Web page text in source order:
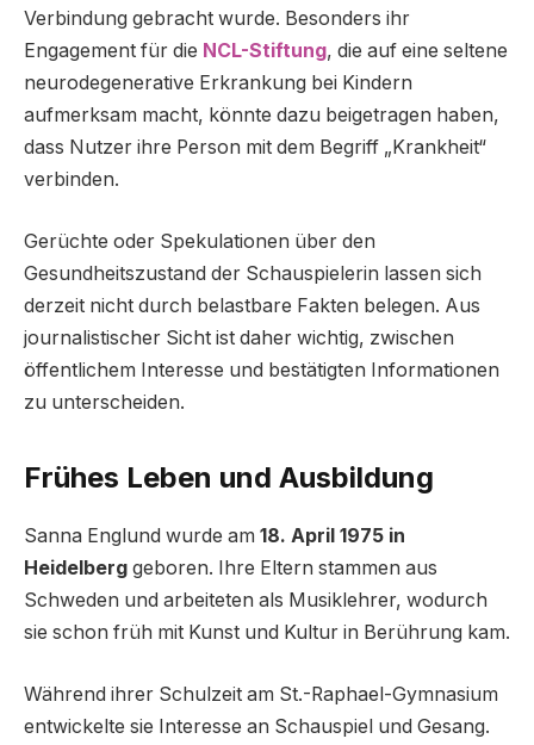
Verbindung gebracht wurde. Besonders ihr
Engagement für die NCL-Stiftung, die auf eine seltene
neurodegenerative Erkrankung bei Kindern
aufmerksam macht, könnte dazu beigetragen haben,
dass Nutzer ihre Person mit dem Begriff „Krankheit“
verbinden.
Gerüchte oder Spekulationen über den
Gesundheitszustand der Schauspielerin lassen sich
derzeit nicht durch belastbare Fakten belegen. Aus
journalistischer Sicht ist daher wichtig, zwischen
öffentlichem Interesse und bestätigten Informationen
zu unterscheiden.
Frühes Leben und Ausbildung
Sanna Englund wurde am 18. April 1975 in
Heidelberg geboren. Ihre Eltern stammen aus
Schweden und arbeiteten als Musiklehrer, wodurch
sie schon früh mit Kunst und Kultur in Berührung kam.
Während ihrer Schulzeit am St.-Raphael-Gymnasium
entwickelte sie Interesse an Schauspiel und Gesang.